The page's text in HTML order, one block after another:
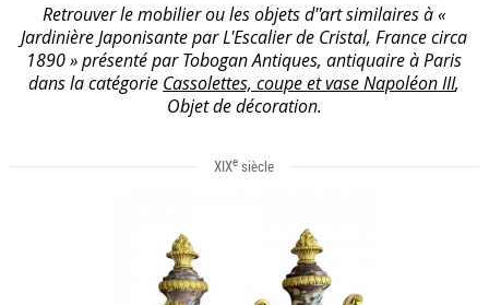
Retrouver le mobilier ou les objets d''art similaires à «
Jardinière Japonisante par L'Escalier de Cristal, France circa
1890 » présenté par Tobogan Antiques, antiquaire à Paris
dans la catégorie Cassolettes, coupe et vase Napoléon III,
Objet de décoration.
XIXe siècle